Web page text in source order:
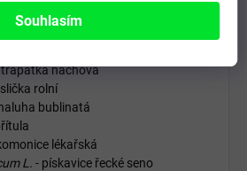
Souhlasím
obecný
třapatka nachová
rolní
bublinatá
lékařská
L.
- pískavice řecké seno